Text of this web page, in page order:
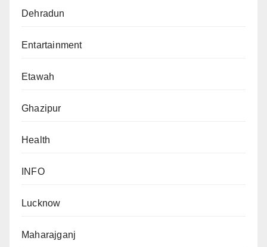
Dehradun
Entartainment
Etawah
Ghazipur
Health
INFO
Lucknow
Maharajganj